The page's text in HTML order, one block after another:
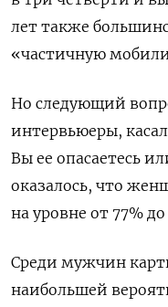
лет также
«частичную
Но следующий
интервьюеры,
Вы ее опасаетесь
оказалось, что
на уровне от 77%
Среди мужчин
наибольшей